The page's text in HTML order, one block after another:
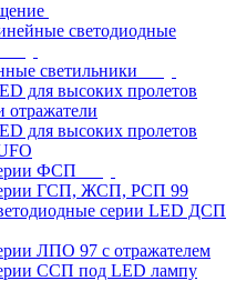
светодиодные
светильники
для высоких пролетов
для высоких пролетов
ФСП
ГСП, ЖСП, РСП 99
серии LED ДСП
ЛПО 97 с отражателем
ССП под LED лампу